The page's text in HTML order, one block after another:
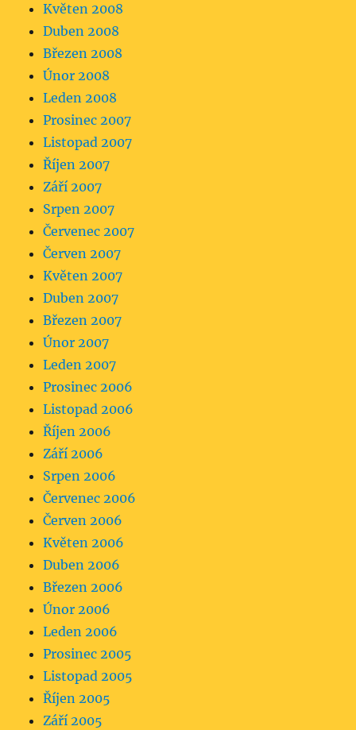
Květen 2008
Duben 2008
Březen 2008
Únor 2008
Leden 2008
Prosinec 2007
Listopad 2007
Říjen 2007
Září 2007
Srpen 2007
Červenec 2007
Červen 2007
Květen 2007
Duben 2007
Březen 2007
Únor 2007
Leden 2007
Prosinec 2006
Listopad 2006
Říjen 2006
Září 2006
Srpen 2006
Červenec 2006
Červen 2006
Květen 2006
Duben 2006
Březen 2006
Únor 2006
Leden 2006
Prosinec 2005
Listopad 2005
Říjen 2005
Září 2005